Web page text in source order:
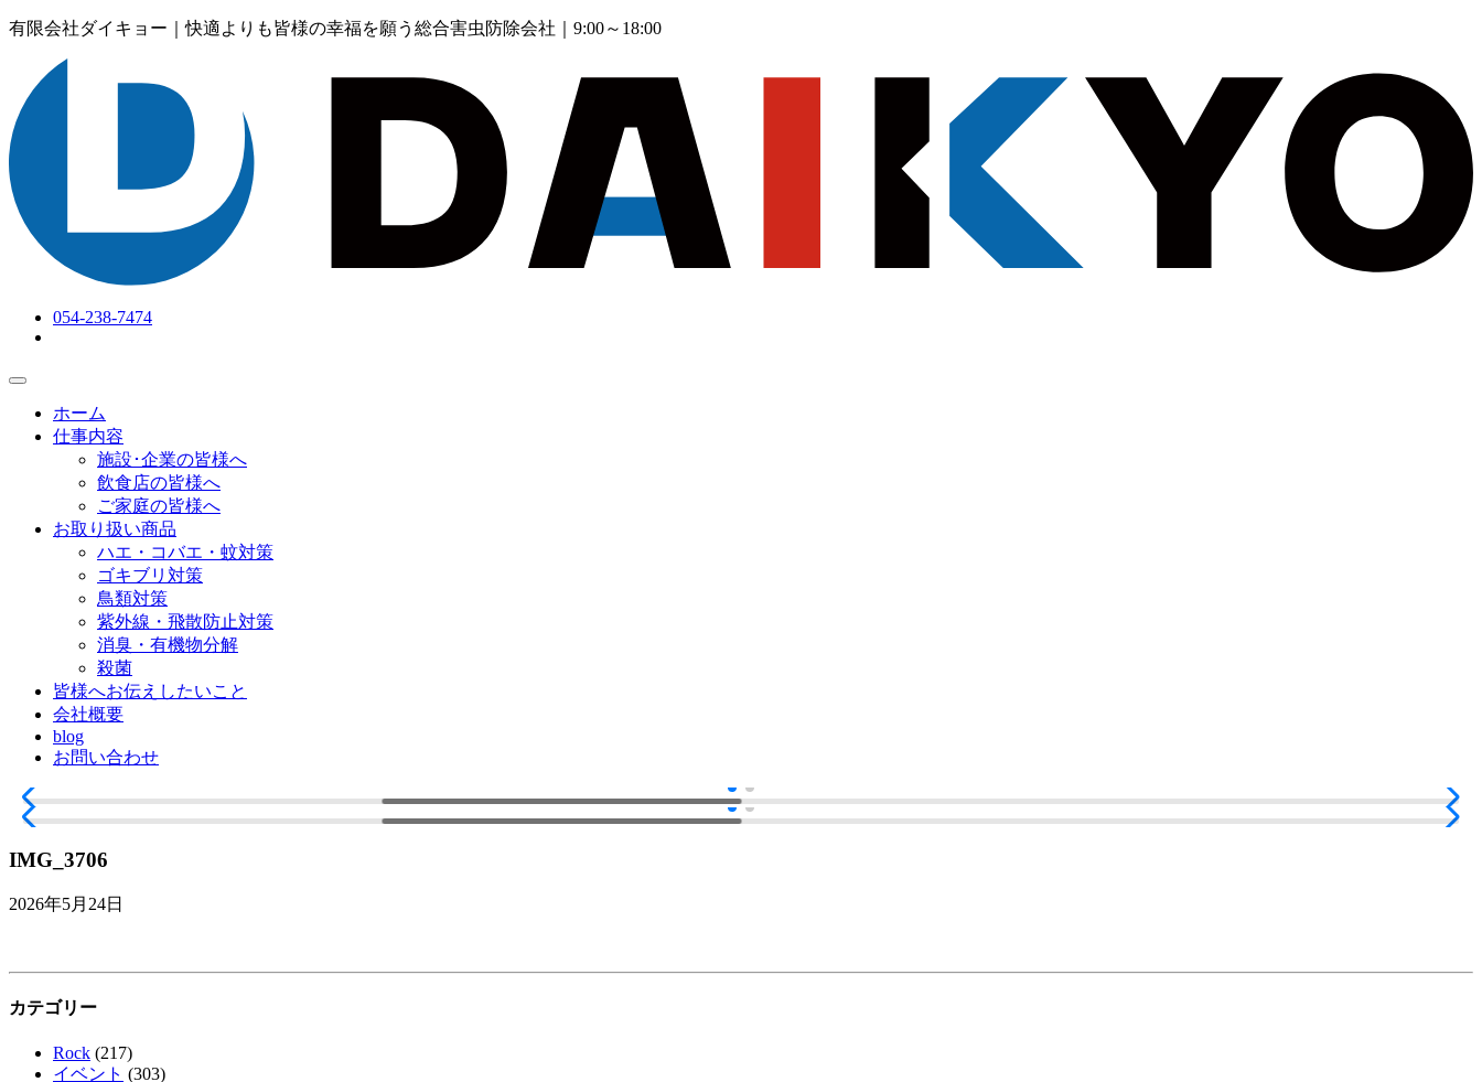
有限会社ダイキョー｜快適よりも皆様の幸福を願う総合害虫防除会社 ｜9:00～18:00
054-238-7474
ホーム
仕事内容
施設･企業の皆様へ
飲食店の皆様へ
ご家庭の皆様へ
お取り扱い商品
ハエ・コバエ・蚊対策
ゴキブリ対策
鳥類対策
紫外線・飛散防止対策
消臭・有機物分解
殺菌
皆様へお伝えしたいこと
会社概要
blog
お問い合わせ
IMG_3706
2026年5月24日
カテゴリー
Rock (217)
イベント (303)